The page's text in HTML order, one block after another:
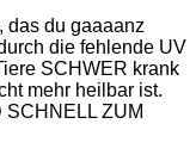
das du gaaaanz
die fehlende UV
SCHWER krank
mehr heilbar ist.
ZUM